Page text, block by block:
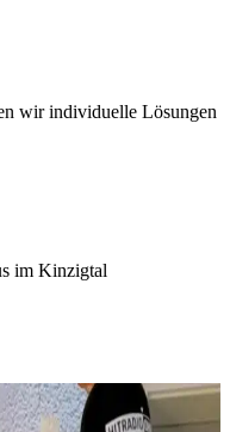
wir individuelle Lösungen
im Kinzigtal